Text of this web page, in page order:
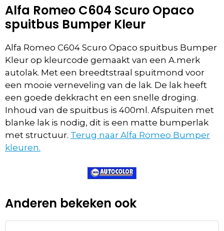
Alfa Romeo C604 Scuro Opaco
spuitbus Bumper Kleur
Alfa Romeo C604 Scuro Opaco spuitbus Bumper
Kleur op kleurcode gemaakt van een A.merk
autolak. Met een breedtstraal spuitmond voor
een mooie verneveling van de lak. De lak heeft
een goede dekkracht en een snelle droging.
Inhoud van de spuitbus is 400ml. Afspuiten met
blanke lak is nodig, dit is een matte bumperlak
met structuur. Terug naar Alfa Romeo Bumper
kleuren.
Anderen bekeken ook